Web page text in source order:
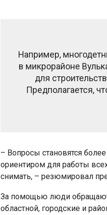
Например,
в микрорайоне
для
Предполагается,
– Вопросы становятся
ориентиром для работы
снимать, – резюмировал
За помощью люди
областной, городские и